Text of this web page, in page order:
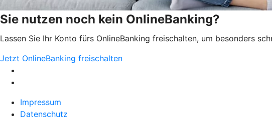
Sie nutzen noch kein OnlineBanking?
Lassen Sie Ihr Konto fürs OnlineBanking freischalten, um besonders
Jetzt OnlineBanking freischalten
Impressum
Datenschutz